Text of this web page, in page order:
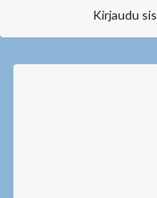
Kirjaudu